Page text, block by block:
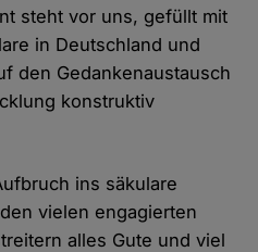
steht vor uns, gefüllt mit
in Deutschland und
den Gedankenaustausch
konstruktiv
ins säkulare
vielen engagierten
alles Gute und viel